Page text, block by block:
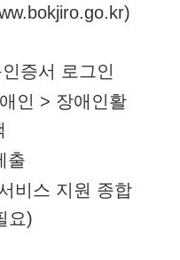
증서 로그인
인 > 장애인활
출
비스 지원 종합
요)